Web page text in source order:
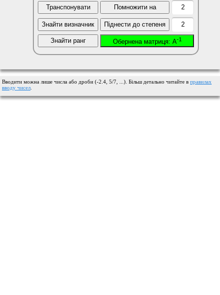
Транспонувати Помножити на
Знайти визначник Піднести до степеня
Знайти ранг Обернена матриця: A-1
Вводити можна лише числа або дроби (-2.4, 5/7, ...). Більш детально читайте в правилах
вводу чисел